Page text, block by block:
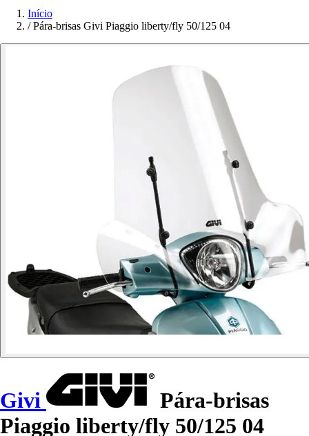
Início
/ Pára-brisas Givi Piaggio liberty/fly 50/125 04
Givi
Pára-brisas
Piaggio liberty/fly 50/125 04